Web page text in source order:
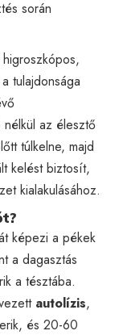
során
tulajdonsága
nélkül az élesztő
túlkelne, majd
kelést biztosít,
kialakulásához.
képezi a pékek
a dagasztás
a tésztába.
autolízis,
és 20-60